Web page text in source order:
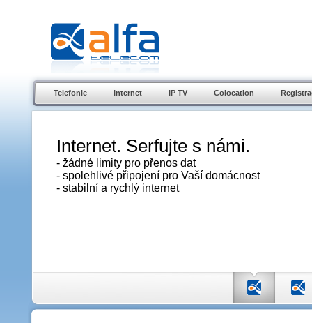
Telefonie Internet IP TV Colocation
Internet. Serfujte s námi.
- žádné limity pro přenos dat
- spolehlivé připojení pro Vaší domácnost
- stabilní a rychlý internet